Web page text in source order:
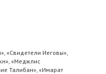
«Свидетели Иеговы»,
«Меджлис
Талибан», «Имарат